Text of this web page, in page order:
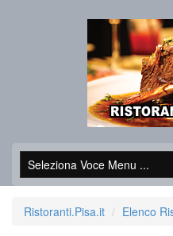
Ristoranti.Pisa.it Elenco